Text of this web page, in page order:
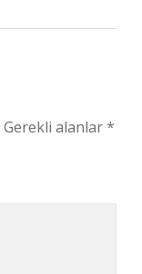
Gerekli alanlar*